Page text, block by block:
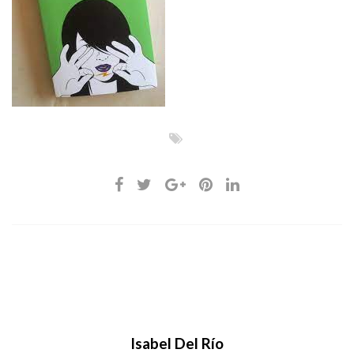
Isabel Del Río